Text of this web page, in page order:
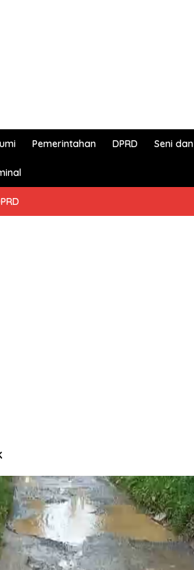
Pemerintahan DPRD Seni